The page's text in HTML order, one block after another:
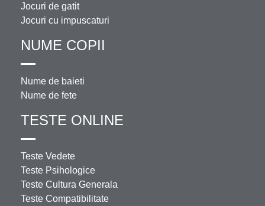
Jocuri de gatit
Jocuri cu impuscaturi
NUME COPII
Nume de baieti
Nume de fete
TESTE ONLINE
Teste Vedete
Teste Psihologice
Teste Cultura Generala
Teste Compatibilitate